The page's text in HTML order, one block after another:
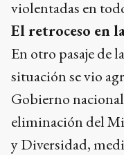
violentadas en
El retroceso en
En otro pasaje de
situación se vio
Gobierno
eliminación del
y Diversidad,